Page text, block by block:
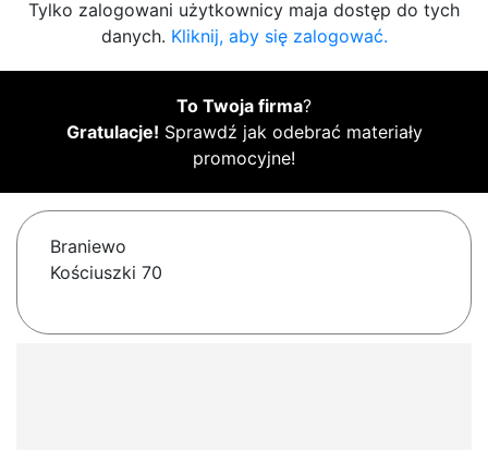
Tylko zalogowani użytkownicy maja dostęp do tych
danych. Kliknij, aby się zalogować.
To Twoja firma?
Gratulacje! Sprawdź jak odebrać materiały
promocyjne!
Braniewo
Kościuszki 70